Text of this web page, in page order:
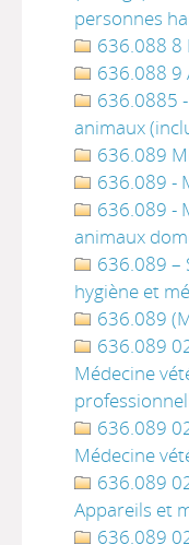
personnes
636.088 8
636.088 9
636.0885
animaux
636.089
636.089 -
636.089 -
animaux
636.089 –
hygiène et
636.089
636.089
Médecine
636.089
Médecine
636.089
Appareils et
636.089